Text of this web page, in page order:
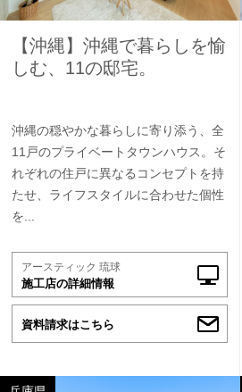
【沖縄】沖縄で暮らしを愉
しむ、11の邸宅。
沖縄の穏やかな暮らしに寄り添う、全
11戸のプライベートタウンハウス。そ
れぞれの住戸に異なるコンセプトを持
たせ、ライフスタイルに合わせた個性
を...
アースティック 琉球
施工店の詳細情報
資料請求はこちら